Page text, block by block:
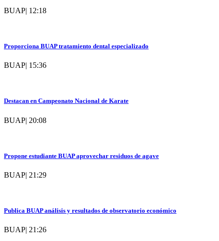
BUAP| 12:18
Proporciona BUAP tratamiento dental especializado
BUAP| 15:36
Destacan en Campeonato Nacional de Karate
BUAP| 20:08
Propone estudiante BUAP aprovechar residuos de agave
BUAP| 21:29
Publica BUAP análisis y resultados de observatorio económico
BUAP| 21:26